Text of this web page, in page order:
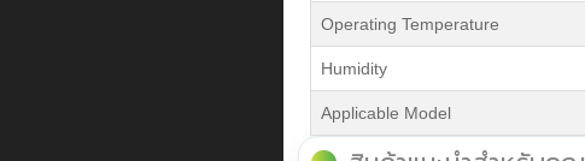
Operating Temperature
Humidity
Applicable Model